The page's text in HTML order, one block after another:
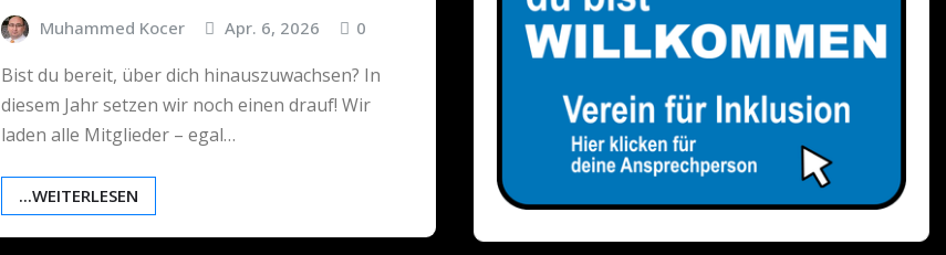
Muhammed Kocer Apr. 6, 2026 0
Bist du bereit, über dich hinauszuwachsen? In
diesem Jahr setzen wir noch einen drauf! Wir
laden alle Mitglieder – egal…
...WEITERLESEN